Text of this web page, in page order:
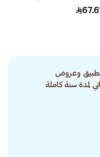
3قطعة
67.61
وعروض
لمدة سنة كاملة